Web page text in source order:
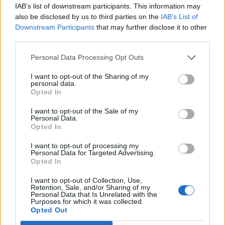
IAB’s list of downstream participants. This information may
also be disclosed by us to third parties on the IAB’s List of
Downstream Participants that may further disclose it to other
Personal Data Processing Opt Outs
I want to opt-out of the Sharing of my
personal data.
Opted In
I want to opt-out of the Sale of my
Personal Data.
Opted In
I want to opt-out of processing my
Personal Data for Targeted Advertising.
Opted In
I want to opt-out of Collection, Use,
Retention, Sale, and/or Sharing of my
Personal Data that Is Unrelated with the
Purposes for which it was collected.
Opted Out